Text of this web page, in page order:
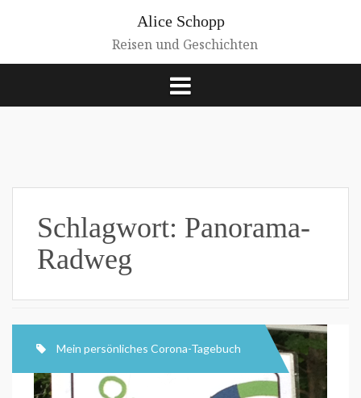
Alice Schopp
Reisen und Geschichten
Schlagwort: Panorama-
Radweg
Mein persönliches Corona-Tagebuch